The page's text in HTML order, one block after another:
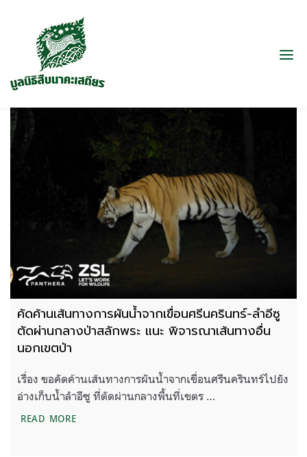
คัดค้านเส้นทางการผันน้ำจากเขื่อนศรีนครินทร์-ลำอีซู
ตัดผ่านกลางป่าสลักพระ แนะ พิจารณาเส้นทางอื่น
นอกเขตป่า
เรื่อง ขอคัดค้านเส้นทางการผันน้ำจากเขื่อนศรีนครินทร์ไปยัง
อ่างเก็บน้ำลำอีซู ที่ตัดผ่านกลางพื้นที่เขตร …
READ MOREคัดค้านเส้นทางการผันน้ำจากเขื่อนศรีนครินทร์-ลำอี